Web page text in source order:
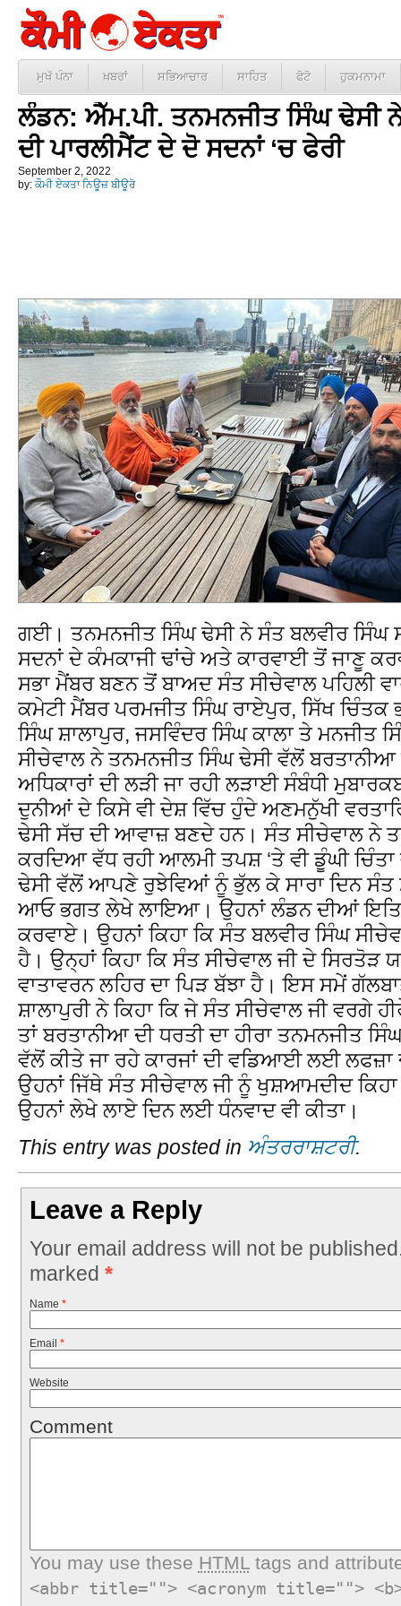
ਮੁਖੱ ਪੰਨਾ ਖ਼ਬਰਾਂ ਸਭਿਆਚਾਰ ਸਾਹਿਤ ਫੋਟੋ ਹੁਕਮਨਾਮਾ
ਲੰਡਨ: ਐੱਮ.ਪੀ. ਤਨਮਨਜੀਤ ਸਿੰਘ
ਦੀ ਪਾਰਲੀਮੈਂਟ ਦੇ ਦੋ ਸਦਨਾਂ ‘ਚ ਫੇਰੀ
September 2, 2022
by: ਕੌਮੀ ਏਕਤਾ ਨਿਊਜ਼ ਬੀਊਰੋ
ਗਈ। ਤਨਮਨਜੀਤ ਸਿੰਘ ਢੇਸੀ ਨੇ ਸੰਤ ਬਲਵੀਰ ਸਿੰਘ
ਸਦਨਾਂ ਦੇ ਕੰਮਕਾਜੀ ਢਾਂਚੇ ਅਤੇ ਕਾਰਵਾਈ ਤੋਂ ਜਾਣੂ
ਸਭਾ ਮੈਂਬਰ ਬਣਨ ਤੋਂ ਬਾਅਦ ਸੰਤ ਸੀਚੇਵਾਲ ਪਹਿਲੀ
ਕਮੇਟੀ ਮੈਂਬਰ ਪਰਮਜੀਤ ਸਿੰਘ ਰਾਏਪੁਰ, ਸਿੱਖ ਚਿੰਤਕ
ਸਿੰਘ ਸ਼ਾਲਾਪੁਰ, ਜਸਵਿੰਦਰ ਸਿੰਘ ਕਾਲਾ ਤੇ ਮਨਜੀਤ
ਸੀਚੇਵਾਲ ਨੇ ਤਨਮਨਜੀਤ ਸਿੰਘ ਢੇਸੀ ਵੱਲੋਂ ਬਰਤਾਨੀਆ
ਅਧਿਕਾਰਾਂ ਦੀ ਲੜੀ ਜਾ ਰਹੀ ਲੜਾਈ ਸੰਬੰਧੀ
ਦੁਨੀਆਂ ਦੇ ਕਿਸੇ ਵੀ ਦੇਸ਼ ਵਿੱਚ ਹੁੰਦੇ ਅਣਮਨੁੱਖੀ
ਢੇਸੀ ਸੱਚ ਦੀ ਆਵਾਜ਼ ਬਣਦੇ ਹਨ। ਸੰਤ ਸੀਚੇਵਾਲ ਨੇ
ਕਰਦਿਆ ਵੱਧ ਰਹੀ ਆਲਮੀ ਤਪਸ਼ ‘ਤੇ ਵੀ ਡੂੰਘੀ ਚਿੰਤਾ
ਢੇਸੀ ਵੱਲੋਂ ਆਪਣੇ ਰੁਝੇਵਿਆਂ ਨੂੰ ਭੁੱਲ ਕੇ ਸਾਰਾ ਦਿਨ ਸੰਤ
ਆਓ ਭਗਤ ਲੇਖੇ ਲਾਇਆ। ਉਹਨਾਂ ਲੰਡਨ ਦੀਆਂ
ਕਰਵਾਏ। ਉਹਨਾਂ ਕਿਹਾ ਕਿ ਸੰਤ ਬਲਵੀਰ ਸਿੰਘ
ਹੈ। ਉਨ੍ਹਾਂ ਕਿਹਾ ਕਿ ਸੰਤ ਸੀਚੇਵਾਲ ਜੀ ਦੇ ਸਿਰਤੋੜ
ਵਾਤਾਵਰਨ ਲਹਿਰ ਦਾ ਪਿੜ ਬੱਝਾ ਹੈ। ਇਸ ਸਮੇਂ
ਸ਼ਾਲਾਪੁਰੀ ਨੇ ਕਿਹਾ ਕਿ ਜੇ ਸੰਤ ਸੀਚੇਵਾਲ ਜੀ ਵਰਗੇ
ਤਾਂ ਬਰਤਾਨੀਆ ਦੀ ਧਰਤੀ ਦਾ ਹੀਰਾ ਤਨਮਨਜੀਤ
ਵੱਲੋਂ ਕੀਤੇ ਜਾ ਰਹੇ ਕਾਰਜਾਂ ਦੀ ਵਡਿਆਈ ਲਈ
ਉਹਨਾਂ ਜਿੱਥੇ ਸੰਤ ਸੀਚੇਵਾਲ ਜੀ ਨੂੰ ਖੁਸ਼ਆਮਦੀਦ
ਉਹਨਾਂ ਲੇਖੇ ਲਾਏ ਦਿਨ ਲਈ ਧੰਨਵਾਦ ਵੀ ਕੀਤਾ।
This entry was posted in ਅੰਤਰਰਾਸ਼ਟਰੀ.
Leave a Reply
Your email address will not be
marked *
Name *
Email *
Website
Comment
You may use these HTMLtags and
<abbr title=""> <acronym title="">